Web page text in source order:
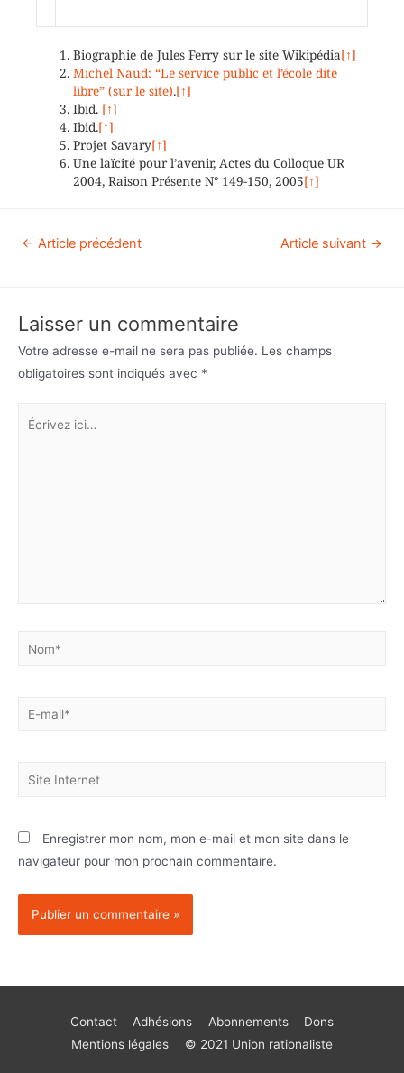
Biographie de Jules Ferry sur le site Wikipédia[↑]
Michel Naud: “Le service public et l’école dite
libre” (sur le site).[↑]
Ibid. [↑]
Ibid.[↑]
Projet Savary[↑]
Une laïcité pour l’avenir, Actes du Colloque UR
2004, Raison Présente N° 149-150, 2005[↑]
← Article précédent Article suivant →
Laisser un commentaire
Votre adresse e-mail ne sera pas publiée. Les champs
obligatoires sont indiqués avec *
Enregistrer mon nom, mon e-mail et mon site dans le
navigateur pour mon prochain commentaire.
Contact Adhésions Abonnements
Dons
Mentions légales
© 2021 Union rationaliste